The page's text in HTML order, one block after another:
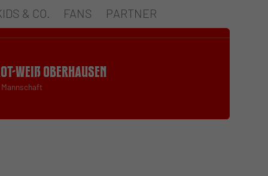
& CO. FANS PARTNER
Weiß Oberhausen
Mannschaft